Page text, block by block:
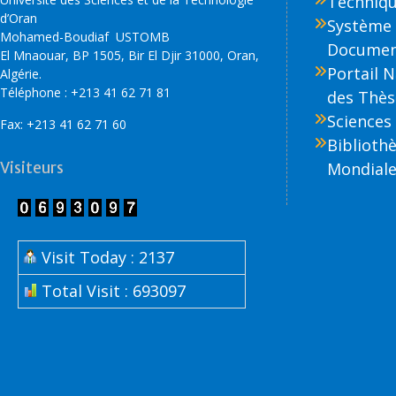
d’Oran
Mohamed-Boudiaf USTOMB
El Mnaouar, BP 1505, Bir El Djir 31000, Oran,
Algérie.
Téléphone : +213 41 62 71 81
Fax: +213 41 62 71 60
Visiteurs
Visit Today : 2137
Total Visit : 693097
Portail
des